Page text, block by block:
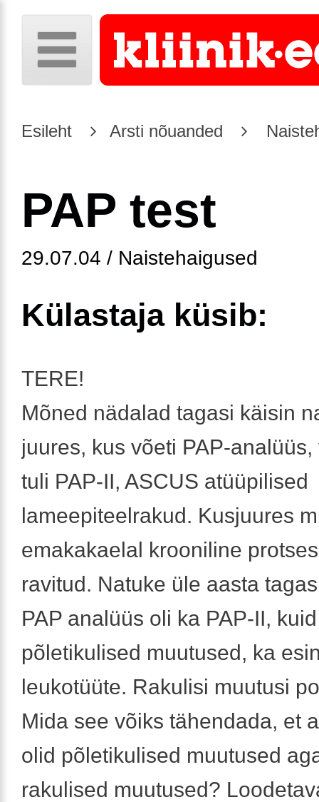
Esileht Arsti nõuanded
PAP test
29.07.04 / Naistehaigused
Külastaja küsib:
TERE!
Mõned nädalad tagasi käisin
juures, kus võeti PAP-
tuli PAP-II, ASCUS atüüpilised
lameepiteelrakud. Kusjuures
emakakaelal krooniline
ravitud. Natuke üle aasta
PAP analüüs oli ka PAP-II,
põletikulised muutused, ka
leukotüüte. Rakulisi muutusi
Mida see võiks tähendada, et
olid põletikulised muutused
rakulised muutused?